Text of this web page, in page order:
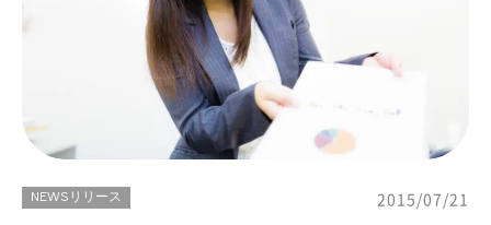
NEWSリリース 2015/07/21